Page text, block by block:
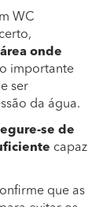
WC
onde
importante
ser
da água.
se de
capaz
que as